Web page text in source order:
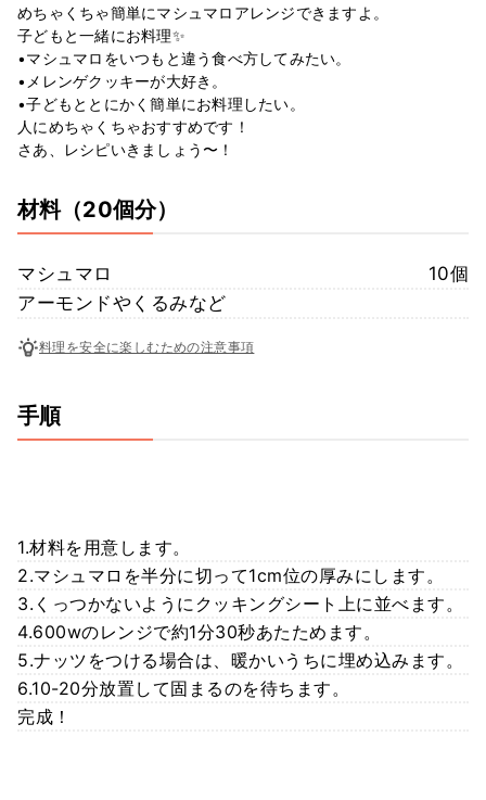
めちゃくちゃ簡単にマシュマロアレンジできますよ。
子どもと一緒にお料理✨
•マシュマロをいつもと違う食べ方してみたい。
•メレンゲクッキーが大好き。
•子どもととにかく簡単にお料理したい。
人にめちゃくちゃおすすめです！
さあ、レシピいきましょう〜！
材料（20個分）
マシュマロ
10個
アーモンドやくるみなど
料理を安全に楽しむための注意事項
手順
1.材料を用意します。
2.マシュマロを半分に切って1cm位の厚みにします。
3.くっつかないようにクッキングシート上に並べます。
4.600wのレンジで約1分30秒あたためます。
5.ナッツをつける場合は、暖かいうちに埋め込みます。
6.10-20分放置して固まるのを待ちます。
完成！